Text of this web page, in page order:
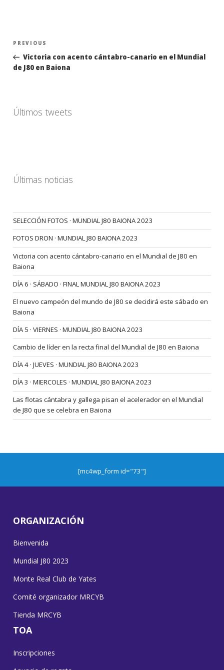
Navegación
entradas
Previous
Post
PREVIOUS
Victoria con acento cántabro-canario en el Mundial
de J80 en Baiona
Últimos tweets
Últimas noticias
SELECCIÓN FOTOS · MUNDIAL J80 BAIONA 2023
FOTOS DRON · MUNDIAL J80 BAIONA 2023
Victoria con acento cántabro-canario en el Mundial de J80 en
Baiona
DÍA 6 · SÁBADO · FINAL MUNDIAL J80 BAIONA 2023
El nuevo campeón del mundo de J80 se decidirá este sábado en
Baiona
DÍA 5 · VIERNES · MUNDIAL J80 BAIONA 2023
Cambio de líder en la recta final del Mundial de J80 en Baiona
DÍA 4 · JUEVES · MUNDIAL J80 BAIONA 2023
DÍA 3 · MIERCOLES · MUNDIAL J80 BAIONA 2023
Las flotas cántabra y gallega pisan el acelerador en el Mundial
de J80 que se celebra en Baiona
[mc4wp_form id="73"]
ORGANIZACIÓN
Bienvenida
Mundial J80 2023
Monte Real Club de Yates
Comité organizador MRCYB
Tienda MRCYB
TOA
Inscripciones